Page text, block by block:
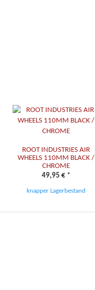
ROOT INDUSTRIES AIR
WHEELS 110MM BLACK /
CHROME
49,95 € *
knapper Lagerbestand